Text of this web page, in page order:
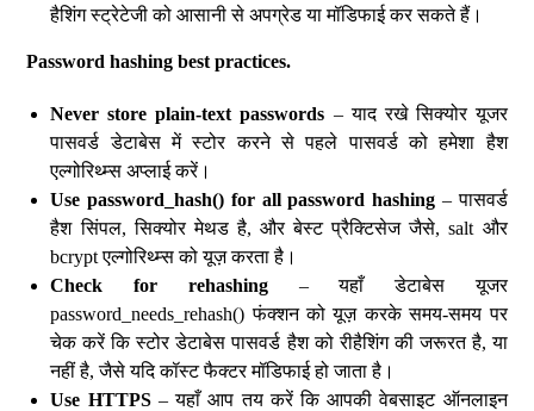
हैशिंग स्ट्रेटेजी को आसानी से अपग्रेड या मॉडिफाई कर सकते हैं।
Password hashing best practices.
Never store plain-text passwords – याद रखे सिक्योर यूजर
पासवर्ड डेटाबेस में स्टोर करने से पहले पासवर्ड को हमेशा हैश
एल्गोरिथ्म्स अप्लाई करें।
Use password_hash() for all password hashing – पासवर्ड
हैश सिंपल, सिक्योर मेथड है, और बेस्ट प्रैक्टिसेज जैसे, salt और
bcrypt एल्गोरिथ्म्स को यूज़ करता है।
Check for rehashing– यहाँ डेटाबेस यूजर
password_needs_rehash() फंक्शन को यूज़ करके समय-समय पर
चेक करें कि स्टोर डेटाबेस पासवर्ड हैश को रीहैशिंग की जरूरत है, या
नहीं है, जैसे यदि कॉस्ट फैक्टर मॉडिफाई हो जाता है।
Use HTTPS– यहाँ आप तय करें कि आपकी वेबसाइट ऑनलाइन